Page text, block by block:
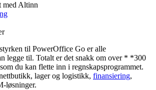
med Altinn
til PowerOffice Go er alle
legge til. Totalt er det snakk om over * *300
du kan flette inn i regnskapsprogrammet.
lager og logistikk, finansiering,
løsninger.